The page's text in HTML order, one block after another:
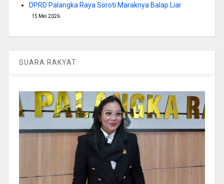
DPRD Palangka Raya Soroti Maraknya Balap Liar
15 Mei 2026
SUARA RAKYAT